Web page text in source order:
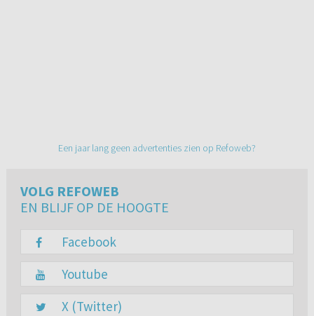
Een jaar lang geen advertenties zien op Refoweb?
VOLG REFOWEB
EN BLIJF OP DE HOOGTE
Facebook
Youtube
X (Twitter)